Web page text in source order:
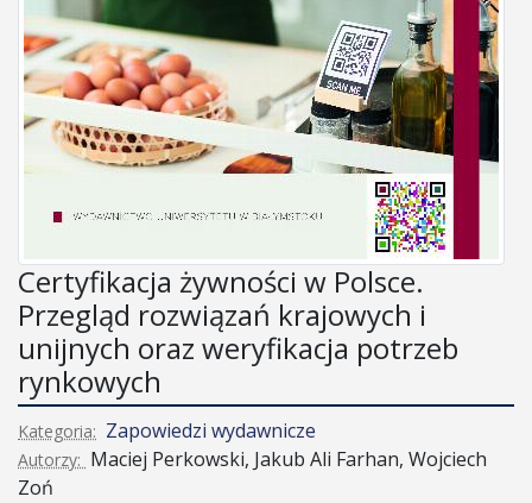
Certyfikacja żywności w Polsce.
Przegląd rozwiązań krajowych i
unijnych oraz weryfikacja potrzeb
rynkowych
Kategoria: Zapowiedzi wydawnicze
Autorzy: Maciej Perkowski, Jakub Ali Farhan, Wojciech
Zoń